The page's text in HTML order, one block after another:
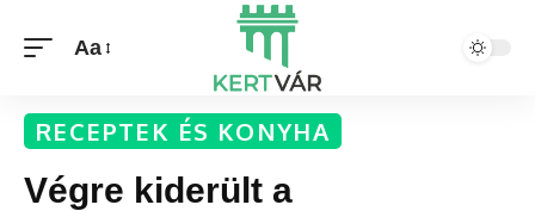
Aa
RECEPTEK ÉS KONYHA
Végre kiderült a